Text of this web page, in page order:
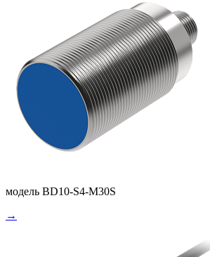
модель BD10-S4-M30S
→